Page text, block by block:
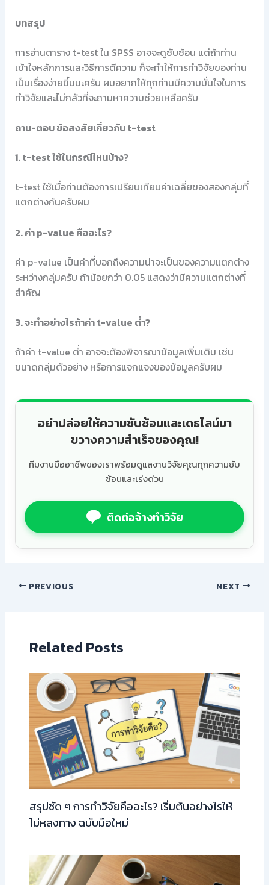
บทสรุป
การอ่านตาราง t-test ใน SPSS อาจจะดูซับซ้อน แต่ถ้าท่าน
เข้าใจหลักการและวิธีการตีความ ก็จะทำให้การทำวิจัยของท่าน
เป็นเรื่องง่ายขึ้นนะครับ ผมอยากให้ทุกท่านมีความมั่นใจในการ
ทำวิจัยและไม่กลัวที่จะถามหาความช่วยเหลือครับ
ถาม-ตอบ ข้อสงสัยเกี่ยวกับ t-test
1. t-test ใช้ในกรณีไหนบ้าง?
t-test ใช้เมื่อท่านต้องการเปรียบเทียบค่าเฉลี่ยของสองกลุ่มที่
แตกต่างกันครับผม
2. ค่า p-value คืออะไร?
ค่า p-value เป็นค่าที่บอกถึงความน่าจะเป็นของความแตกต่าง
ระหว่างกลุ่มครับ ถ้าน้อยกว่า 0.05 แสดงว่ามีความแตกต่างที่
สำคัญ
3. จะทำอย่างไรถ้าค่า t-value ต่ำ?
ถ้าค่า t-value ต่ำ อาจจะต้องพิจารณาข้อมูลเพิ่มเติม เช่น
ขนาดกลุ่มตัวอย่าง หรือการแจกแจงของข้อมูลครับผม
อย่าปล่อยให้ความซับซ้อนและเดธไลน์มา
ขวางความสำเร็จของคุณ!
ทีมงานมืออาชีพของเราพร้อมดูแลงานวิจัยคุณทุกความซับ
ซ้อนและเร่งด่วน
ติดต่อจ้างทำวิจัย
PREVIOUS NEXT
Related Posts
สรุปชัด ๆ การทำวิจัยคืออะไร? เริ่มต้นอย่างไรให้
ไม่หลงทาง ฉบับมือใหม่